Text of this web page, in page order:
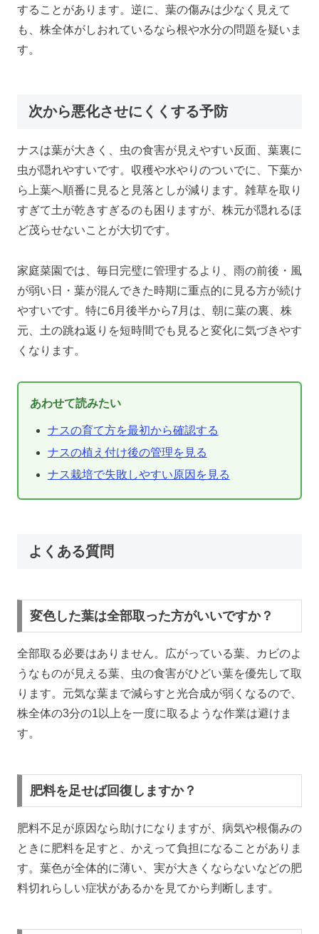
することがあります。逆に、葉の傷みは少なく見えて
も、株全体がしおれているなら根や水分の問題を疑いま
す。
次から悪化させにくくする予防
ナスは葉が大きく、虫の食害が見えやすい反面、葉裏に
虫が隠れやすいです。収穫や水やりのついでに、下葉か
ら上葉へ順番に見ると見落としが減ります。雑草を取り
すぎて土が乾きすぎるのも困りますが、株元が隠れるほ
ど茂らせないことが大切です。
家庭菜園では、毎日完璧に管理するより、雨の前後・風
が弱い日・葉が混んできた時期に重点的に見る方が続け
やすいです。特に6月後半から7月は、朝に葉の裏、株
元、土の跳ね返りを短時間でも見ると変化に気づきやす
くなります。
あわせて読みたい
ナスの育て方を最初から確認する
ナスの植え付け後の管理を見る
ナス栽培で失敗しやすい原因を見る
よくある質問
変色した葉は全部取った方がいいですか？
全部取る必要はありません。広がっている葉、カビのよ
うなものが見える葉、虫の食害がひどい葉を優先して取
ります。元気な葉まで減らすと光合成が弱くなるので、
株全体の3分の1以上を一度に取るような作業は避けま
す。
肥料を足せば回復しますか？
肥料不足が原因なら助けになりますが、病気や根傷みの
ときに肥料を足すと、かえって負担になることがありま
す。葉色が全体的に薄い、実が大きくならないなどの肥
料切れらしい症状があるかを見てから判断します。